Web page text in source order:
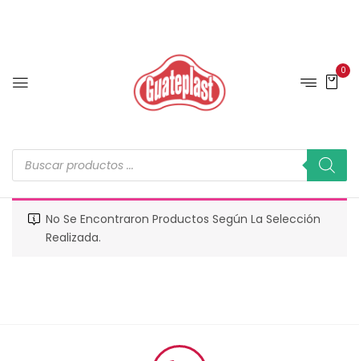
0
No Se Encontraron Productos Según La Selección
Realizada.